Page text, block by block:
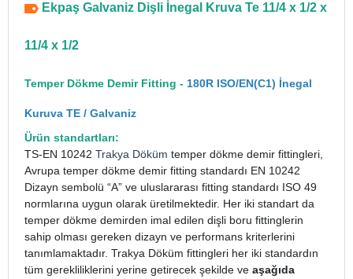
Ekpaş Galvaniz Dişli İnegal Kruva Te 11/4 x 1/2 x
11/4 x 1/2
Temper Dökme Demir Fitting - 180R ISO/EN(C1) İnegal
Kuruva TE / Galvaniz
Ürün standartları:
TS-EN 10242 Trakya Döküm temper dökme demir fittingleri,
Avrupa temper dökme demir fitting standardı EN 10242
Dizayn sembolü “A” ve uluslararası fitting standardı ISO 49
normlarına uygun olarak üretilmektedir. Her iki standart da
temper dökme demirden imal edilen dişli boru fittinglerin
sahip olması gereken dizayn ve performans kriterlerini
tanımlamaktadır. Trakya Döküm fittingleri her iki standardın
tüm gerekliliklerini yerine getirecek şekilde ve aşağıda